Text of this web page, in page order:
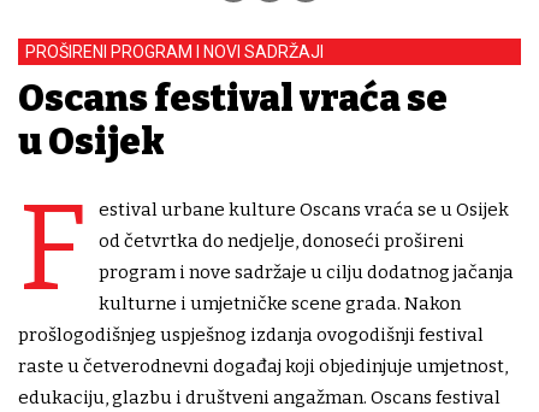
PROŠIRENI PROGRAM I NOVI SADRŽAJI
Oscans festival vraća se
u Osijek
F
estival urbane kulture Oscans vraća se u Osijek
od četvrtka do nedjelje, donoseći prošireni
program i nove sadržaje u cilju dodatnog jačanja
kulturne i umjetničke scene grada. Nakon
prošlogodišnjeg uspješnog izdanja ovogodišnji festival
raste u četverodnevni događaj koji objedinjuje umjetnost,
edukaciju, glazbu i društveni angažman. Oscans festival